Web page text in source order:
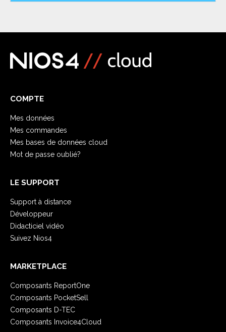
COMPTE
Mes données
Mes commandes
Mes bases de données cloud
Mot de passe oublié?
LE SUPPORT
Support à distance
Développeur
Didacticiel vidéo
Suivez Nios4
MARKETPLACE
Composants ReportOne
Composants PocketSell
Composants D-TEC
Composants Invoice4Cloud